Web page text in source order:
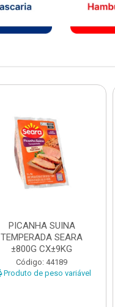
PICANHA SUINA
TEMPERADA SEARA
±800G CX±9KG
Código: 44189
Produto de peso variável